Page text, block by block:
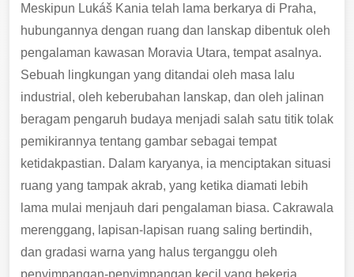
Meskipun Lukáš Kania telah lama berkarya di Praha,
hubungannya dengan ruang dan lanskap dibentuk oleh
pengalaman kawasan Moravia Utara, tempat asalnya.
Sebuah lingkungan yang ditandai oleh masa lalu
industrial, oleh keberubahan lanskap, dan oleh jalinan
beragam pengaruh budaya menjadi salah satu titik tolak
pemikirannya tentang gambar sebagai tempat
ketidakpastian. Dalam karyanya, ia menciptakan situasi
ruang yang tampak akrab, yang ketika diamati lebih
lama mulai menjauh dari pengalaman biasa. Cakrawala
merenggang, lapisan-lapisan ruang saling bertindih,
dan gradasi warna yang halus terganggu oleh
penyimpangan-penyimpangan kecil yang bekerja